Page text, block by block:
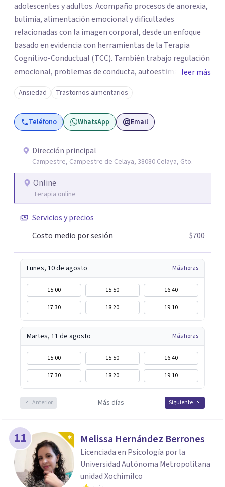
adolescentes y adultos. Acompaño procesos de anorexia,
bulimia, alimentación emocional y dificultades
relacionadas con la imagen corporal, desde un enfoque
basado en evidencia con herramientas de la Terapia
Cognitivo-Conductual (TCC). También trabajo regulación
emocional, problemas de conducta, autoestima y
desarrollo de habilidades sociales y emocionales en
población infantil y juvenil. Me mantengo en constante
formación y actualización para brindar el
acompañamiento más efectivo a cada persona. Ofrezco
alimentación consciente, adaptado a las necesidades de
cada paciente y su familia. Atiendo de forma online.
Puedes reservar tu primera sesión directamente desde mi
perfil.
leer más
Ansiedad Trastornos alimentarios
Teléfono WhatsApp Email
Dirección principal
Campestre, Campestre de Celaya, 38080 Celaya, Gto.
Online
Terapia online
Servicios y precios
Costo medio por sesión
$700
Lunes, 10 de agosto Más horas
15:00 15:50
16:40
17:30
18:20 19:10
Martes, 11 de agosto Más horas
15:00 15:50
16:40
17:30
18:20 19:10
Anterior Más días Siguiente
11 Melissa Hernández Berrones
Licenciada en Psicología por la
Universidad Autónoma Metropolitana
unidad Xochimilco